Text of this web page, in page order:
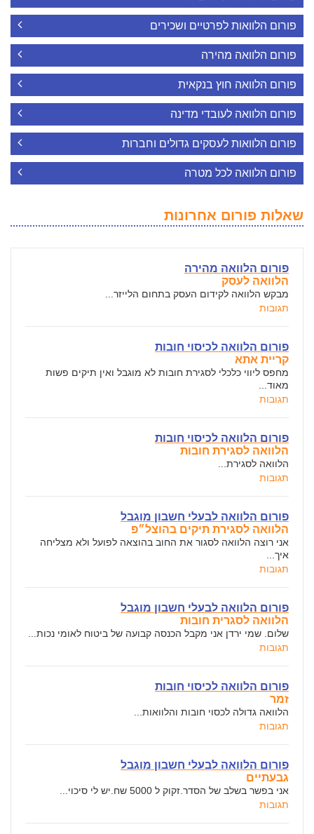
פורום הלוואות לפרטיים ושכירים
פורום הלוואה מהירה
פורום הלוואה חוץ בנקאית
פורום הלוואה לעובדי מדינה
פורום הלוואות לעסקים גדולים וחברות
פורום הלוואה לכל מטרה
שאלות פורום אחרונות
פורום הלוואה מהירה
הלוואה לעסק
מבקש הלוואה לקידום העסק בתחום הלייזר...
תגובות
פורום הלוואה לכיסוי חובות
קריית אתא
מחפס ליווי כלכלי לסגירת חובות לא מוגבל ואין תיקים פשות
מאוד...
תגובות
פורום הלוואה לכיסוי חובות
הלוואה לסגירת חובות
הלוואה לסגירת...
תגובות
פורום הלוואה לבעלי חשבון מוגבל
הלוואה לסגירת תיקים בהוצל״פ
אני רוצה הלוואה לסגור את החוב בהוצאה לפועל ולא מצליחה
איך...
תגובות
פורום הלוואה לבעלי חשבון מוגבל
הלוואה לסגרית חובות
שלום. שמי ירדן אני מקבל הכנסה קבועה של ביטוח לאומי נכות...
תגובות
פורום הלוואה לכיסוי חובות
זמר
הלוואה גדולה לכסוי חובות והלוואות...
תגובות
פורום הלוואה לבעלי חשבון מוגבל
גבעתיים
אני בפשר בשלב של הסדר.זקוק ל 5000 שח.יש לי סיכוי...
תגובות